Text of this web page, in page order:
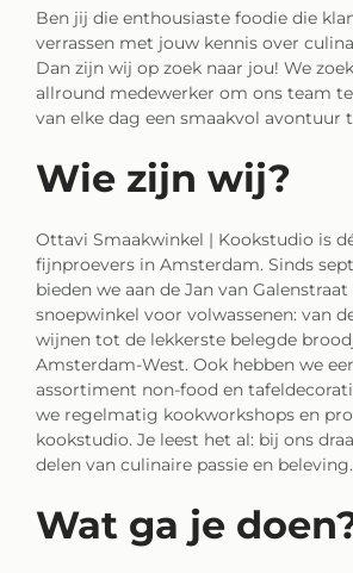
Ben jij die enthousiaste foodie die
verrassen met jouw kennis over
Dan zijn wij op zoek naar jou! We
allround medewerker om ons team
van elke dag een smaakvol avontuur
Wie zijn wij?
Ottavi Smaakwinkel | Kookstudio is
fijnproevers in Amsterdam. Sinds
bieden we aan de Jan van Galenstraat
snoepwinkel voor volwassenen: van
wijnen tot de lekkerste belegde
Amsterdam-West. Ook hebben we
assortiment non-food en
we regelmatig kookworkshops en
kookstudio. Je leest het al: bij ons
delen van culinaire passie en beleving.
Wat ga je